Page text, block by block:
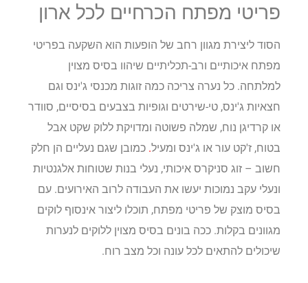
פריטי מפתח הכרחיים לכל ארון
הסוד ליצירת מגוון רחב של הופעות הוא השקעה בפריטי
מפתח איכותיים ורב-תכליתיים שיהוו בסיס מצוין
למלתחה. כל נערה צריכה כמה זוגות מכנסי ג'ינס וגם
חצאיות ג'ינס, טי-שירטים וגופיות בצבעים בסיסיים, סוודר
או קרדיגן נוח, שמלה פשוטה ומדויקת ללוק שקט אבל
בטוח, ז'קט עור או ג'ינס ומעיל.כמובן שגם נעליים הן חלק
חשוב – זוג סניקרס איכותי, נעלי בנות שטוחות אלגנטיות
ונעלי עקב נמוכות יעשו את העבודה לרוב האירועים. עם
בסיס מוצק של פריטי מפתח, תוכלו ליצור אינסוף לוקים
מגוונים בקלות. ככה בונים בסיס מצוין ללוקים לנערות
שיכולים להתאים לכל עונה וכל מצב רוח.